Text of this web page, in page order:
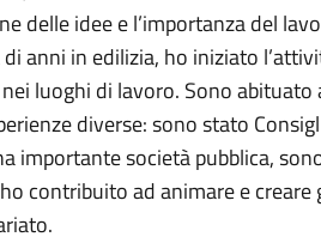
delle idee e l’importanza del
anni in edilizia, ho iniziato
luoghi di lavoro. Sono abituato
diverse: sono stato
importante società pubblica,
contribuito ad animare e creare